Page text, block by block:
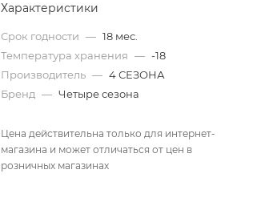
Характеристики
Срок годности — 18 мес.
Температура хранения — -18
Производитель — 4 СЕЗОНА
Бренд — Четыре сезона
Цена действительна только для интернет-
магазина и может отличаться от цен в
розничных магазинах